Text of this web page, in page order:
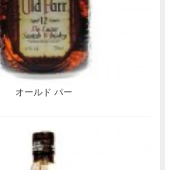
オールド パー